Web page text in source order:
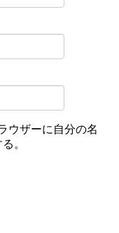
ウザーに自分の名
。